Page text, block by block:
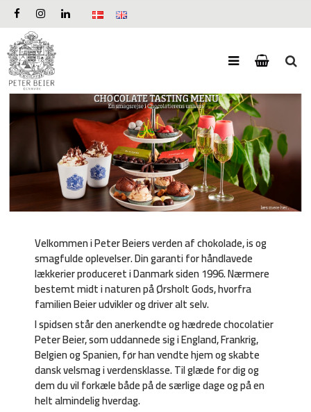
Velkommen i Peter Beiers verden af chokolade, is og
smagfulde oplevelser. Din garanti for håndlavede
lækkerier produceret i Danmark siden 1996. Nærmere
bestemt midt i naturen på Ørsholt Gods, hvorfra
familien Beier udvikler og driver alt selv.
I spidsen står den anerkendte og hædrede chocolatier
Peter Beier, som uddannede sig i England, Frankrig,
Belgien og Spanien, før han vendte hjem og skabte
dansk velsmag i verdensklasse. Til glæde for dig og
dem du vil forkæle både på de særlige dage og på en
helt almindelig hverdag.